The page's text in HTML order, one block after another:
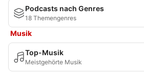
Podcasts nach Genres
18 Themengenres
Musik
Top-Musik
Meistgehörte Musik